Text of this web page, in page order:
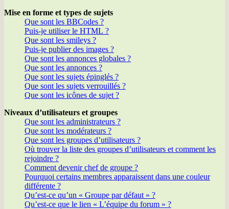
Mise en forme et types de sujets
Que sont les BBCodes ?
Puis-je utiliser le HTML ?
Que sont les smileys ?
Puis-je publier des images ?
Que sont les annonces globales ?
Que sont les annonces ?
Que sont les sujets épinglés ?
Que sont les sujets verrouillés ?
Que sont les icônes de sujet ?
Niveaux d’utilisateurs et groupes
Que sont les administrateurs ?
Que sont les modérateurs ?
Que sont les groupes d’utilisateurs ?
Où trouver la liste des groupes d’utilisateurs et comment les
rejoindre ?
Comment devenir chef de groupe ?
Pourquoi certains membres apparaissent dans une couleur
différente ?
Qu’est-ce qu’un « Groupe par défaut » ?
Qu’est-ce que le lien « L’équipe du forum » ?